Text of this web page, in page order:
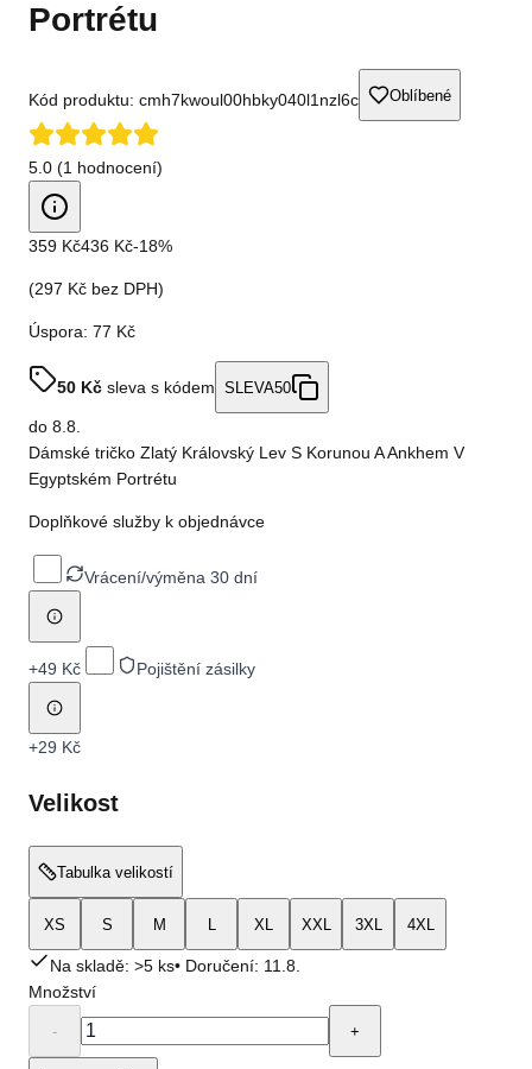
Portrétu
Kód produktu: cmh7kwoul00hbky040l1nzl6c Oblíbené
5.0 (1 hodnocení)
359 Kč436 Kč-18%
(297 Kč bez DPH)
Úspora: 77 Kč
50 Kč sleva s kódem SLEVA50
do 8.8.
Dámské tričko Zlatý Královský Lev S Korunou A Ankhem V
Egyptském Portrétu
Doplňkové služby k objednávce
Vrácení/výměna 30 dní
+49 Kč Pojištění zásilky
+29 Kč
Velikost
Tabulka velikostí
XS S M L XL XXL 3XL 4XL
Na skladě: >5 ks• Doručení: 11.8.
Množství
- +